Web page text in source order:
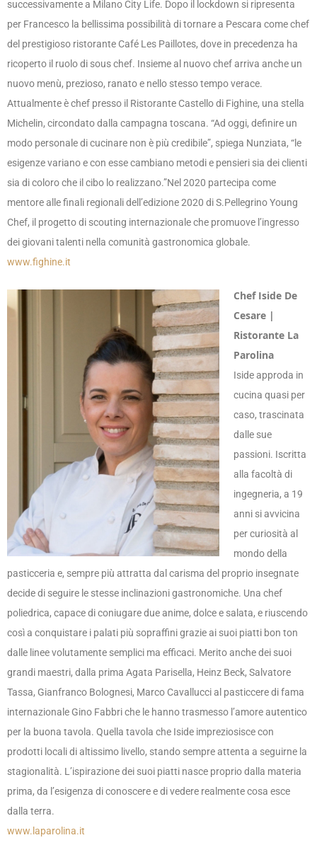
successivamente a Milano City Life. Dopo il lockdown si ripresenta
per Francesco la bellissima possibilità di tornare a Pescara come chef
del prestigioso ristorante Café Les Paillotes, dove in precedenza ha
ricoperto il ruolo di sous chef. Insieme al nuovo chef arriva anche un
nuovo menù, prezioso, ranato e nello stesso tempo verace.
Attualmente è chef presso il Ristorante Castello di Fighine, una stella
Michelin, circondato dalla campagna toscana. “Ad oggi, defi­nire un
modo personale di cucinare non è più credibile”, spiega Nunziata, “le
esigenze variano e con esse cambiano metodi e pensieri sia dei clienti
sia di coloro che il cibo lo realizzano.”Nel 2020 partecipa come
mentore alle fi­nali regionali dell’edizione 2020 di S.Pellegrino Young
Chef, il progetto di scouting internazionale che promuove l’ingresso
dei giovani talenti nella comunità gastronomica globale.
www.fighine.it
Chef Iside De
Cesare |
Ristorante La
Parolina
Iside approda in
cucina quasi per
caso, trascinata
dalle sue
passioni. Iscritta
alla facoltà di
ingegneria, a 19
anni si avvicina
per curiosità al
mondo della
pasticceria e, sempre più attratta dal carisma del proprio insegnate
decide di seguire le stesse inclinazioni gastronomiche. Una chef
poliedrica, capace di coniugare due anime, dolce e salata, e riuscendo
così a conquistare i palati più sopraffini grazie ai suoi piatti bon ton
dalle linee volutamente semplici ma efficaci. Merito anche dei suoi
grandi maestri, dalla prima Agata Parisella, Heinz Beck, Salvatore
Tassa, Gianfranco Bolognesi, Marco Cavallucci al pasticcere di fama
internazionale Gino Fabbri che le hanno trasmesso l’amore autentico
per la buona tavola. Quella tavola che Iside impreziosisce con
prodotti locali di altissimo livello, stando sempre attenta a seguirne la
stagionalità. L’ispirazione dei suoi piatti nasce proprio dalla materia
prima, da l’esigenza di conoscere e di vedere realmente cosa esce
dalla terra.
www.laparolina.it